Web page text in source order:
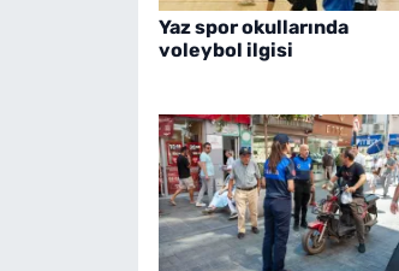
Yaz spor okullarında
voleybol ilgisi